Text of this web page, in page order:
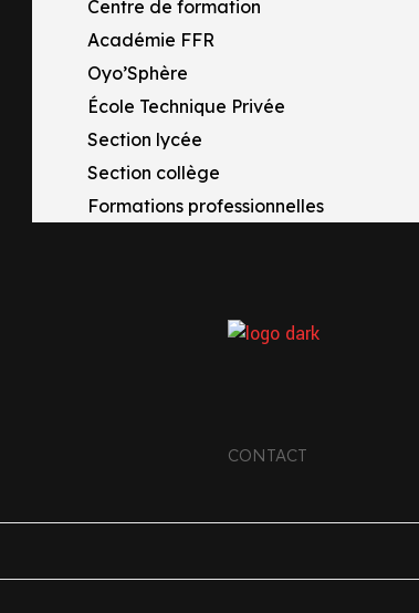
Centre de formation
Académie FFR
Oyo’Sphère
École Technique Privée
Section lycée
Section collège
Formations professionnelles
CONTACT